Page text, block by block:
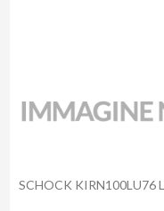
SCHOCK KIRN100LU76